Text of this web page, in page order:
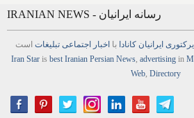
IRANIAN NEWS - رسانه ایرانیان
ایرانیان کانادا بااخبار اجتماعی تبلیغات است
Iran Staris best Iranian Persian News, advertisingin
Web Directory